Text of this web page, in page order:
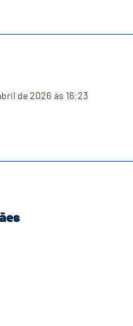
de 2026 às 16:23